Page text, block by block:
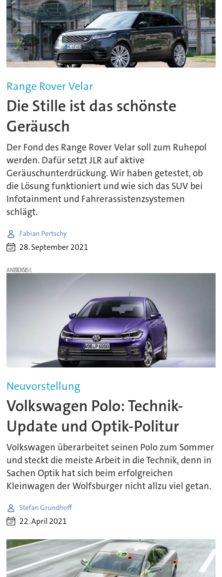
Range Rover Velar
Die Stille ist das schönste
Geräusch
Der Fond des Range Rover Velar soll zum Ruhepol
werden. Dafür setzt JLR auf aktive
Geräuschunterdrückung. Wir haben getestet, ob
die Lösung funktioniert und wie sich das SUV bei
Infotainment und Fahrerassistenzsystemen
schlägt.
Fabian Pertschy
28. September 2021
ANZEIGE
Neuvorstellung
Volkswagen Polo: Technik-
Update und Optik-Politur
Volkswagen überarbeitet seinen Polo zum Sommer
und steckt die meiste Arbeit in die Technik, denn in
Sachen Optik hat sich beim erfolgreichen
Kleinwagen der Wolfsburger nicht allzu viel getan.
Stefan Grundhoff
22. April 2021